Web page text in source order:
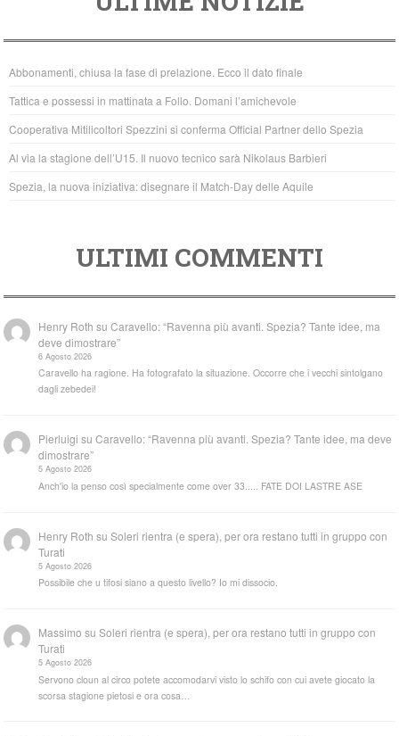
e
b
o
o
k
er s
A
p
p
Abbonamenti, chiusa la fase di prelazione. Ecco il dato finale
Tattica e possessi in mattinata a Follo. Domani l’amichevole
Cooperativa Mitilicoltori Spezzini si conferma Official Partner dello Spezia
Al via la stagione dell’U15. Il nuovo tecnico sarà Nikolaus Barbieri
Spezia, la nuova iniziativa: disegnare il Match-Day delle Aquile
ULTIMI COMMENTI
Henry Roth suCaravello: “Ravenna più avanti. Spezia? Tante idee, ma
deve dimostrare”
6 Agosto 2026
Caravello ha ragione. Ha fotografato la situazione. Occorre che i vecchi sintolgano
dagli zebedei!
Pierluigi suCaravello: “Ravenna più avanti. Spezia? Tante idee, ma deve
dimostrare”
5 Agosto 2026
Anch'io la penso così specialmente come over 33..... FATE DOI LASTRE ASE
Henry Roth suSoleri rientra (e spera), per ora restano tutti in gruppo con
Turati
5 Agosto 2026
Possibile che u tifosi siano a questo livello? Io mi dissocio.
Massimo suSoleri rientra (e spera), per ora restano tutti in gruppo con
Turati
5 Agosto 2026
Servono cloun al circo potete accomodarvi visto lo schifo con cui avete giocato la
scorsa stagione pietosi e ora cosa…